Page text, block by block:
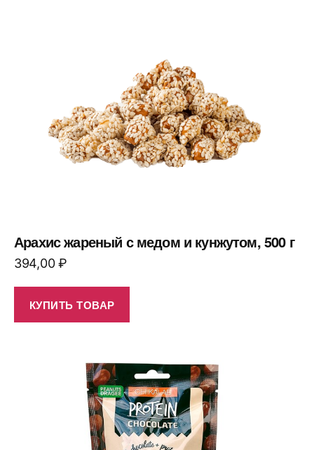
Арахис жареный с медом и кунжутом, 500 г
394,00₽
КУПИТЬ ТОВАР